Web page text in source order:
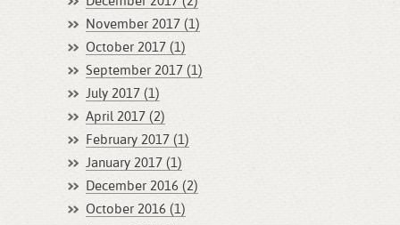
November 2017 (1)
October 2017 (1)
September 2017 (1)
July 2017 (1)
April 2017 (2)
February 2017 (1)
January 2017 (1)
December 2016 (2)
October 2016 (1)